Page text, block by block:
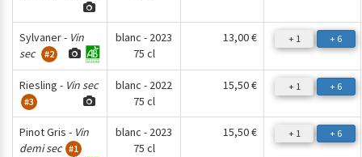
Sylvaner - Vin
sec
#2
blanc - 2023
75 cl
13,00 € + 1 + 6
Riesling - Vin sec
#3
blanc - 2022
75 cl
15,50 € + 1 + 6
Pinot Gris - Vin
demi sec #1
blanc - 2023
75 cl
15,50 € + 1 + 6